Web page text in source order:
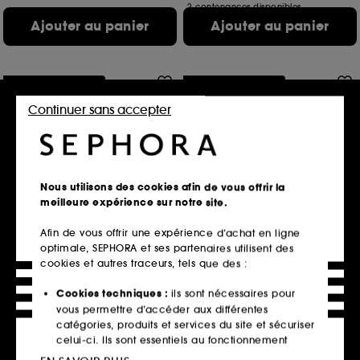
Ajouter au panier
2 contenances disponibles
Ajouter au panier
Fame Parfum
Parfum
1112
87,00€
Prix d'origine : 116,00€ -25%
174,00€ 100ml
4 contenances disponibles
Ajouter au panier
Blond Absolu
305
41,30€
Prix d'origine : 59,00€ -30%
20,65€ /100ml
Ajouter au panier
Nous utilisons des cookies afin de vous offrir la
meilleure expérience sur notre site.
Afin de vous offrir une expérience d’achat en ligne
optimale, SEPHORA et ses partenaires utilisent des
cookies et autres traceurs, tels que des :
Cookies techniques : ils sont nécessaires pour
vous permettre d’accéder aux différentes
catégories, produits et services du site et sécuriser
celui-ci. Ils sont essentiels au fonctionnement
technique du site et ne peuvent être désactivés.
Continuer sans accepter